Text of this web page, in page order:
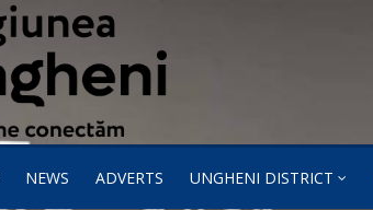
NEWS ADVERTS UNGHENI DISTRICT